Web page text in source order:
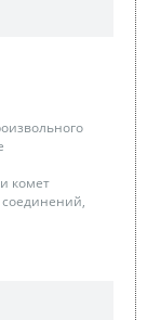
комет